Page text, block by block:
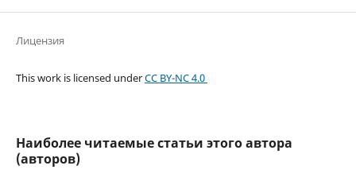
Лицензия
This work is licensed underCC BY-NC 4.0
Наиболее читаемые статьи этого автора
(авторов)